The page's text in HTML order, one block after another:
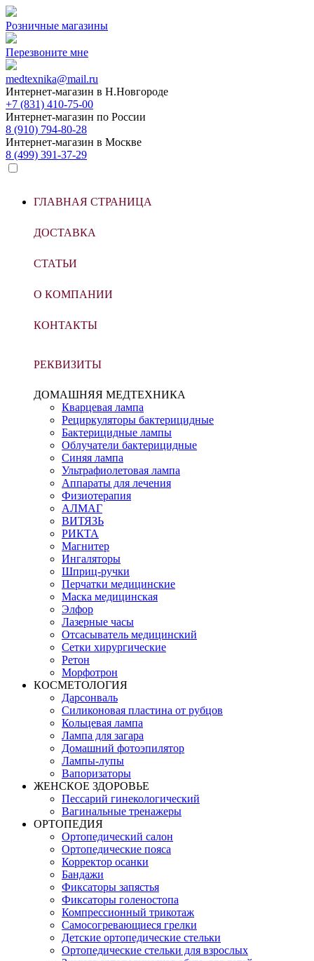
Розничные магазины
Перезвоните мне
medtexnika@mail.ru
Интернет-магазин в Н.Новгороде
+7 (831) 410-75-00
Интернет-магазин по России
8 (910) 794-80-28
Интернет-магазин в Москве
8 (499) 391-37-29
ГЛАВНАЯ СТРАНИЦА
ДОСТАВКА
СТАТЬИ
О КОМПАНИИ
КОНТАКТЫ
РЕКВИЗИТЫ
ДОМАШНЯЯ МЕДТЕХНИКА
Кварцевая лампа
Рециркуляторы бактерицидные
Бактерицидные лампы
Облучатели бактерицидные
Синяя лампа
Ультрафиолетовая лампа
Аппараты для лечения
Физиотерапия
АЛМАГ
ВИТЯЗЬ
РИКТА
Магнитер
Ингаляторы
Шприц-ручки
Перчатки медицинские
Маска медицинская
Элфор
Лазерные часы
Отсасыватель медицинский
Сетки хирургические
Ретон
Морфотрон
КОСМЕТОЛОГИЯ
Дарсонваль
Силиконовая пластина от рубцов
Кольцевая лампа
Лампа для загара
Домашний фотоэпилятор
Лампы-лупы
Вапоризаторы
ЖЕНСКОЕ ЗДОРОВЬЕ
Пессарий гинекологический
Вагинальные тренажеры
ОРТОПЕДИЯ
Ортопедический салон
Ортопедические пояса
Корректор осанки
Бандажи
Фиксаторы запястья
Фиксаторы голеностопа
Компрессионный трикотаж
Самосогревающиеся грелки
Детские ортопедические стельки
Ортопедические стельки для взрослых